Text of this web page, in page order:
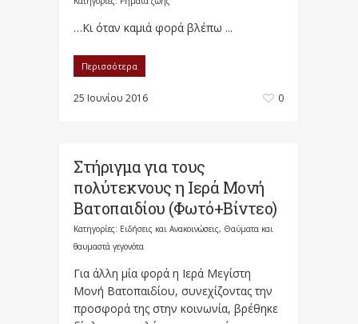
…Κι όταν καμιά φορά βλέπω ...
Περισσότερα
25 Ιουνίου 2016 0
Στήριγμα για τους
πολύτεκνους η Ιερά Μονή
Βατοπαιδίου (Φωτό+Βίντεο)
Κατηγορίες: Ειδήσεις και Ανακοινώσεις, Θαύματα και
θαυμαστά γεγονότα
Για άλλη μία φορά η Ιερά Μεγίστη
Μονή Βατοπαιδίου, συνεχίζοντας την
προσφορά της στην κοινωνία, βρέθηκε